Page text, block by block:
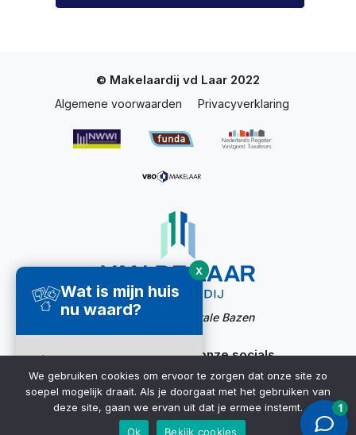
Wat is mijn huis
nu waard?
Direct een
waardecheck
ontvangen ➜
X
© Makelaardij vd Laar 2022
Algemene voorwaarden Privacyverklaring
Website door: Digitale Bazen
Ook bereikbaar via onze socials
We gebruiken cookies om ervoor te zorgen dat onze site zo
soepel mogelijk draait. Als je doorgaat met het gebruiken van
deze site, gaan we ervan uit dat je ermee instemt.
Ok
Bekijk cookies